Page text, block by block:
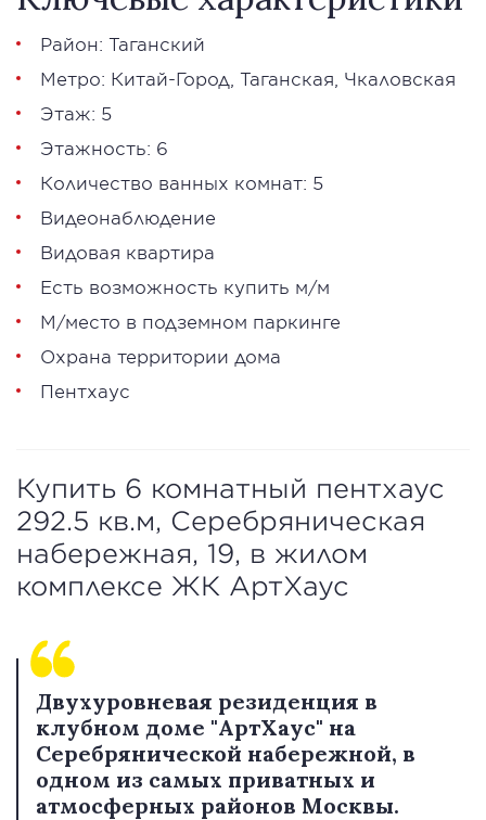
Район: Таганский
Метро: Китай-Город Таганская Чкаловская
Этаж: 5
Этажность: 6
Количество ванных комнат: 5
Видеонаблюдение
Видовая квартира
Есть возможность купить м/м
М/место в подземном паркинге
Охрана территории дома
Пентхаус
Купить 6 комнатный пентхаус
292.5 кв.м, Серебряническая
набережная, 19, в жилом
комплексе ЖК АртХаус
Двухуровневая резиденция в
клубном доме "АртХаус" на
Серебрянической набережной, в
одном из самых приватных и
атмосферных районов Москвы.